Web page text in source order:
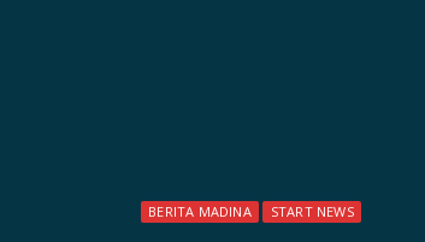
BERITA MADINA START NEWS